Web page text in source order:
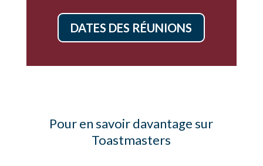
DATES DES RÉUNIONS
Pour en savoir davantage sur
Toastmasters